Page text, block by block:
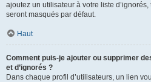
ajoutez un utilisateur à votre liste
seront masqués par défaut.
Haut
Comment puis-je ajouter ou supprimer
et d’ignorés ?
Dans chaque profil d’utilisateurs, un lien